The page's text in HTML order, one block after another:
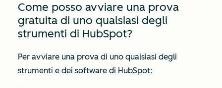
Come posso avviare una prova
gratuita di uno qualsiasi degli
strumenti di HubSpot?
Per avviare una prova di uno qualsiasi degli
strumenti e dei software di HubSpot: